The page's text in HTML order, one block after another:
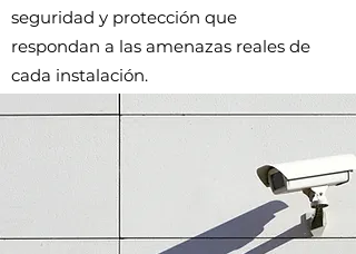
seguridad y protección que
respondan a las amenazas reales de
cada instalación.